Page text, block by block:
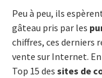
Peu à peu, ils
gâteau pris par les
chiffres, ces derniers
vente sur Internet. En
Top 15 des sites de